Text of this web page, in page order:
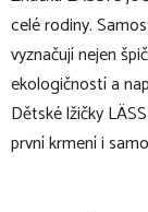
celé rodiny.
vyznačují nejen
ekologičností a
Dětské lžičky
první krmení i
lehkého,